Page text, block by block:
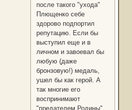
после такого "ухода"
Плющенко себе
здорово подпортил
репутацию. Если бы
выступил еще и в
личном и завоевал бы
любую (даже
бронзовую!) медаль,
ушел бы как герой. А
так многие его
воспринимают
"предателем Родины".